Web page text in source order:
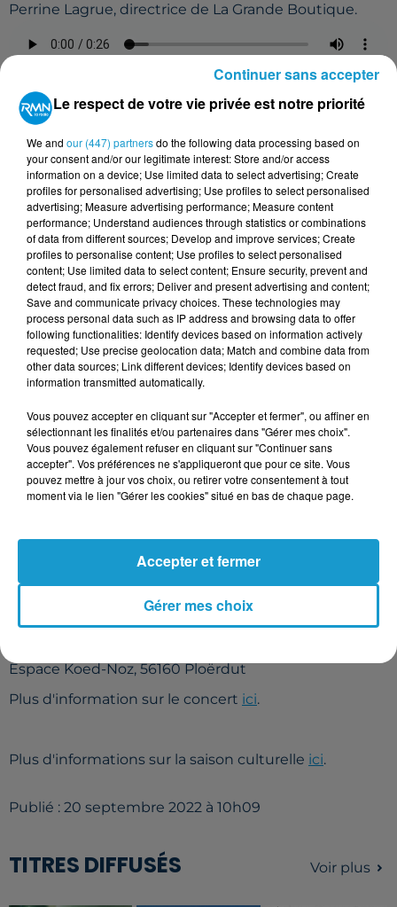
Perrine Lagrue, directrice de La Grande Boutique.
Perrine Lagrue nous donne ses coups decœur
programmation.
Perrine Lagrue, directrice de La Grande Boutique.
Une autre volonté de l'équipe, que la culture soit
accessible à tout âge.
Perrine Lagrue, directrice de La Grande Boutique.
Informations pratiques
Ouverture de la saison culturelle La Grande Boutique
Espace Koed-Noz, 56160 Ploërdut
Plus d'information sur le concert ici.
Plus d'informations sur la saison culturelle ici.
Publié : 20 septembre 2022 à 10h09
TITRES DIFFUSÉS Voir plus
Le respect de votre vie privée est notre priorité
We and our (447) partnersdo the following data processing based on
your consent and/or our legitimate interest: Store and/or access
information on a device; Use limited data to select advertising; Create
profiles for personalised advertising; Use profiles to select personalised
advertising; Measure advertising performance; Measure content
performance; Understand audiences through statistics or combinations
of data from different sources; Develop and improve services; Create
profiles to personalise content; Use profiles to select personalised
content; Use limited data to select content; Ensure security, prevent and
detect fraud, and fix errors; Deliver and present advertising and content;
Save and communicate privacy choices. These technologies may
process personal data such as IP address and browsing data to offer
following functionalities: Identify devices based on information actively
requested; Use precise geolocation data; Match and combine data from
other data sources; Link different devices; Identify devices based on
information transmitted automatically.
Vous pouvez accepter en cliquant sur "Accepter et fermer", ou affiner en
sélectionnant les finalités et/ou partenaires dans "Gérer mes choix".
Vous pouvez également refuser en cliquant sur "Continuer sans
accepter". Vos préférences ne s'appliqueront que pour ce site. Vous
pouvez mettre à jour vos choix, ou retirer votre consentement à tout
moment via le lien "Gérer les cookies" situé en bas de chaque page.
Gérer mes choix
Accepter et fermer
Continuer sans accepter